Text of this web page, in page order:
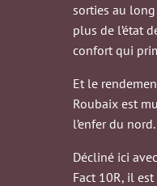
sorties au
plus de l’état
confort qui
Et le
Roubaix est
l’enfer du nord.
Décliné ici
Fact 10R, il